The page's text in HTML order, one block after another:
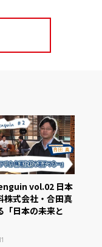
vol.02 日本
株式会社・合田真
「日本の未来と